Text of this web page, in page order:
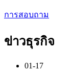
การสอบถาม
ข่าวธุรกิจ
01-17